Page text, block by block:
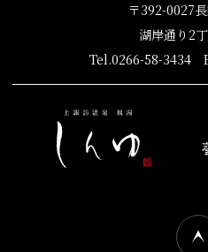
〒392-0027
湖岸通り2
Tel.0266-58-3434